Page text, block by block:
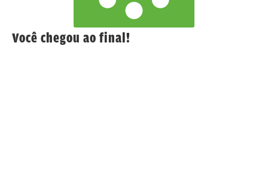
Você chegou ao final!